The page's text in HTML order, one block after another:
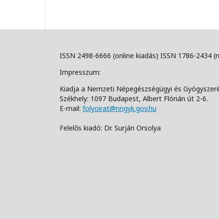
ISSN 2498-6666 (online kiadás) ISSN 1786-2434
Impresszum:
Kiadja a Nemzeti Népegészségügyi és
Székhely: 1097 Budapest, Albert Flórián út 2-6.
E-mail: folyoirat@nngyk.gov.hu
Felelős kiadó: Dr. Surján Orsolya